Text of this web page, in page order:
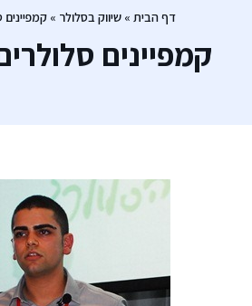
דף הבית » שיווק בסלולר »
קמפיינים